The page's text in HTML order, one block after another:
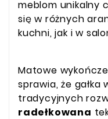
meblom unikalny
się w różnych
kuchni, jak i w
Matowe
sprawia, że gałka
tradycyjnych
radełkowana